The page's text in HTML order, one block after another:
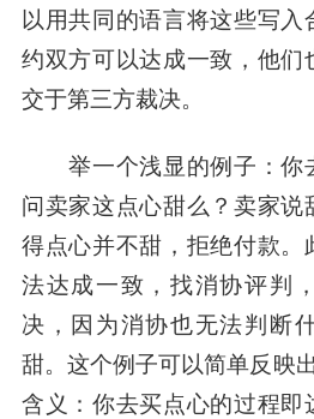
以用共同的语言将这些写
约双方可以达成一致，他们
交于第三方裁决。
举一个浅显的例子：你
问卖家这点心甜么？卖家
得点心并不甜，拒绝付款
法达成一致，找消协评判
决，因为消协也无法判断
甜。这个例子可以简单反映
含义：你去买点心的过程即